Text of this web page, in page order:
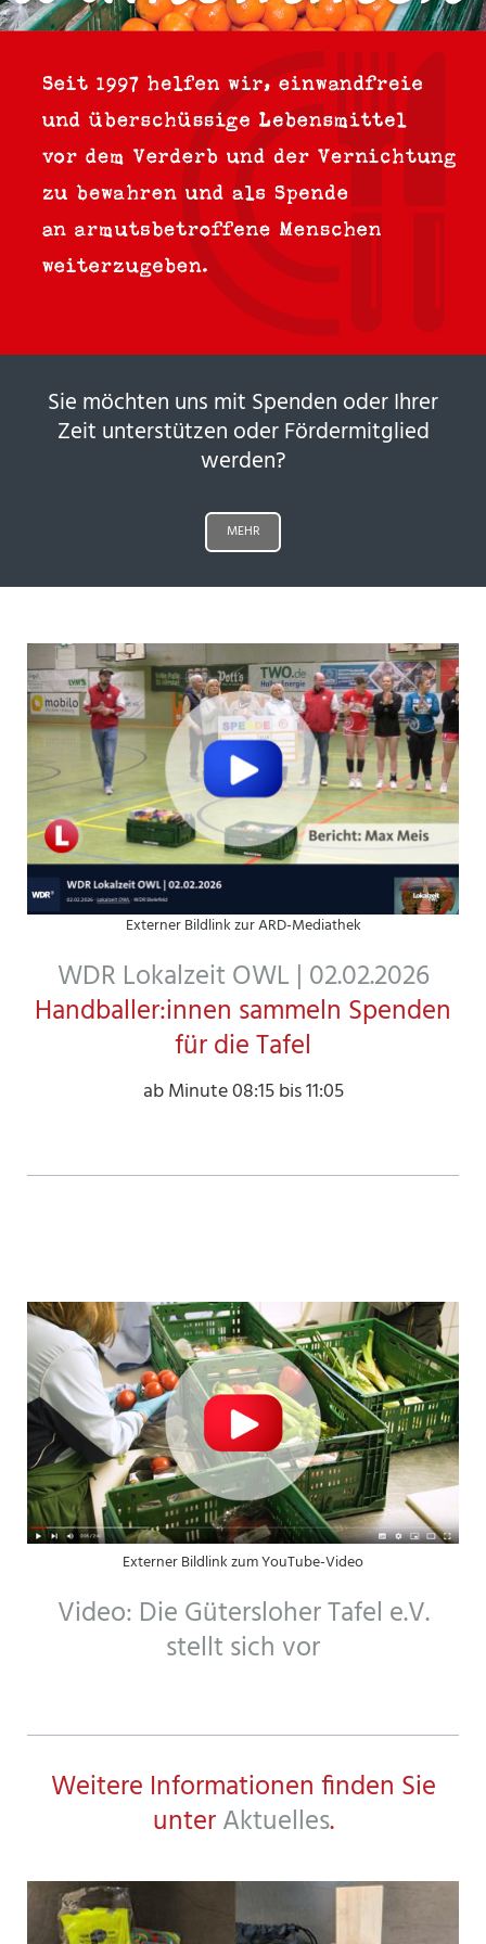
Sie möchten uns mit Spenden oder Ihrer
Zeit unterstützen oder Fördermitglied
werden?
MEHR
Externer Bildlink zur ARD-Mediathek
WDR Lokalzeit OWL | 02.02.2026
Handballer:innen sammeln Spenden
für die Tafel
ab Minute 08:15 bis 11:05
Externer Bildlink zum YouTube-Video
Video: Die Gütersloher Tafel e.V.
stellt sich vor
Weitere Informationen finden Sie
unterAktuelles.